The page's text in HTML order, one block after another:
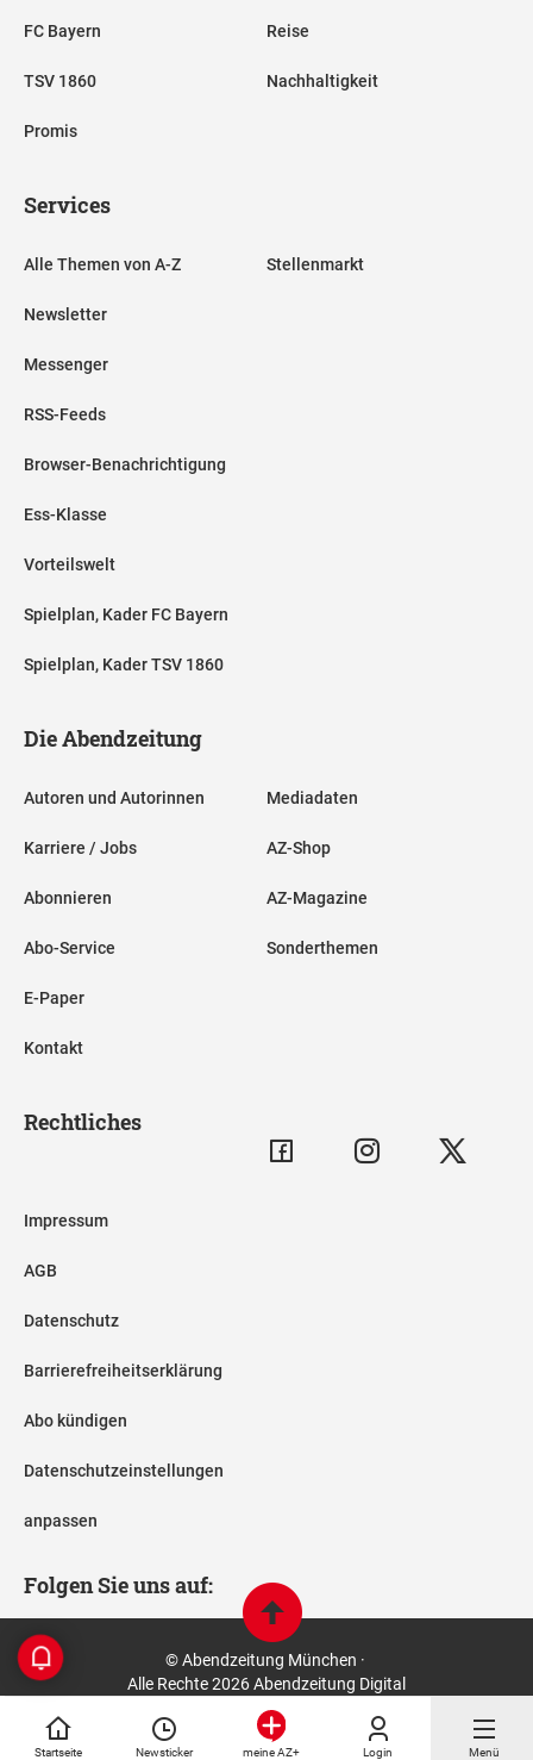
Startseite Newsticker meine AZ+ Login Menü
FC Bayern
TSV 1860
Promis
Reise
Nachhaltigkeit
Services
Alle Themen von A-Z
Newsletter
Messenger
RSS-Feeds
Browser-Benachrichtigung
Ess-Klasse
Vorteilswelt
Spielplan, Kader FC Bayern
Spielplan, Kader TSV 1860
Stellenmarkt
Die Abendzeitung
Autoren und Autorinnen
Karriere / Jobs
Abonnieren
Abo-Service
E-Paper
Kontakt
Mediadaten
AZ-Shop
AZ-Magazine
Sonderthemen
Rechtliches
Impressum
AGB
Datenschutz
Barrierefreiheitserklärung
Abo kündigen
Datenschutzeinstellungen
anpassen
Folgen Sie uns auf:
© Abendzeitung München ·
Alle Rechte 2026 Abendzeitung Digital